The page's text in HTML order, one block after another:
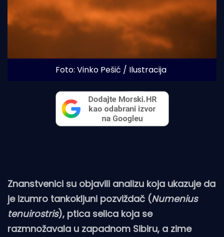
Foto: Vinko Pešić / Ilustracija
Znanstvenici su objavili analizu koja ukazuje da
je izumro tankokljuni pozviždač (Numenius
tenuirostris), ptica selica koja se
razmnožavala u zapadnom Sibiru, a zime